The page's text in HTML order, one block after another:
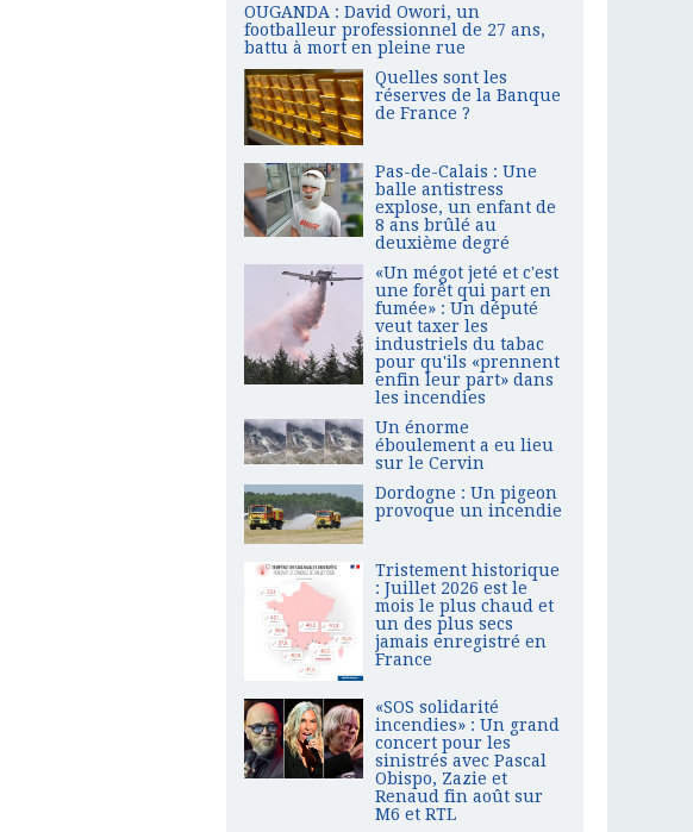
OUGANDA : David Owori, un
footballeur professionnel de 27 ans,
battu à mort en pleine rue
Quelles sont les
réserves de la Banque
de France ?
Pas-de-Calais : Une
balle antistress
explose, un enfant de
8 ans brûlé au
deuxième degré
«Un mégot jeté et c'est
une forêt qui part en
fumée» : Un député
veut taxer les
industriels du tabac
pour qu'ils «prennent
enfin leur part» dans
les incendies
Un énorme
éboulement a eu lieu
sur le Cervin
Dordogne : Un pigeon
provoque un incendie
Tristement historique
: Juillet 2026 est le
mois le plus chaud et
un des plus secs
jamais enregistré en
France
«SOS solidarité
incendies» : Un grand
concert pour les
sinistrés avec Pascal
Obispo, Zazie et
Renaud fin août sur
M6 et RTL